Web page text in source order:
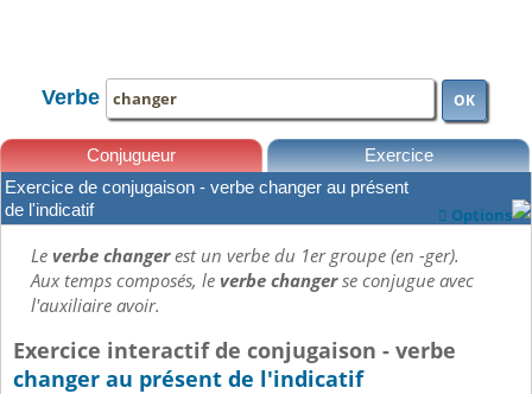
Verbe OK
Conjugueur Exercice
Leçons
Exercice de conjugaison - verbe changer au présent
de l'indicatif
 Options
Leverbe changerest un verbe du 1er groupe (en -ger).
Aux temps composés, leverbe changerse conjugue avec
l'auxiliaire avoir.
Exercice interactif de conjugaison - verbe
changer au présent de l'indicatif